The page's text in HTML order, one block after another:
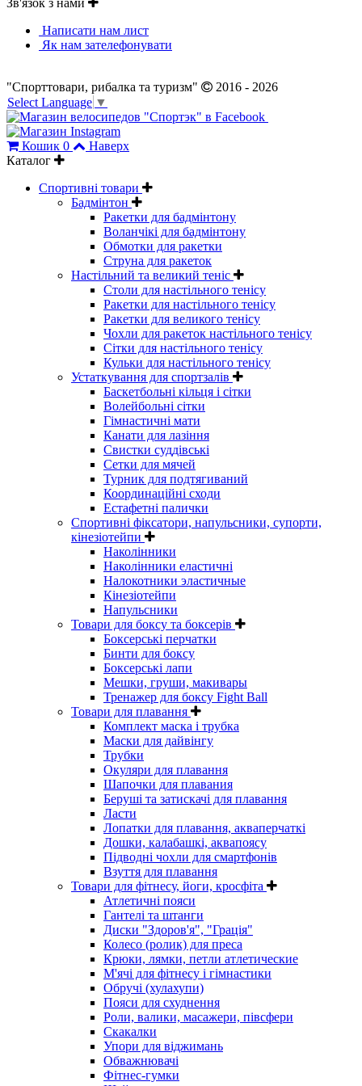
Зв'язок з нами
Написати нам лист
Як нам зателефонувати
"Спорттовари, рибалка та туризм"
2016 - 2026
Select Language ▼
Кошик 0
Наверх
Каталог
Спортивні товари
Бадмінтон
Ракетки для бадмінтону
Воланчікі для бадмінтону
Обмотки для ракетки
Струна для ракеток
Настільний та великий теніс
Столи для настільного тенісу
Ракетки для настільного тенісу
Ракетки для великого тенісу
Чохли для ракеток настільного тенісу
Сітки для настільного тенісу
Кульки для настільного тенісу
Устаткування для спортзалів
Баскетбольні кільця і сітки
Волейбольні сітки
Гімнастичні мати
Канати для лазіння
Свистки суддівські
Сетки для мячей
Турник для подтягиваний
Координаційні сходи
Естафетні палички
Спортивні фіксатори, напульсники, супорти,
кінезіотейпи
Наколінники
Наколінники еластичні
Налокотники эластичные
Кінезіотейпи
Напульсники
Товари для боксу та боксерів
Боксерські перчатки
Бинти для боксу
Боксерські лапи
Мешки, груши, макивары
Тренажер для боксу Fight Ball
Товари для плавання
Комплект маска і трубка
Маски для дайвінгу
Трубки
Окуляри для плавання
Шапочки для плавания
Беруші та затискачі для плавання
Ласти
Лопатки для плавання, акваперчаткі
Дошки, калабашкі, аквапоясу
Підводні чохли для смартфонів
Взуття для плавання
Товари для фітнесу, йоги, кросфіта
Атлетичні пояси
Гантелі та штанги
Диски "Здоров'я", "Грація"
Колесо (ролик) для преса
Крюки, лямки, петли атлетические
М'ячі для фітнесу і гімнастики
Обручі (хулахупи)
Пояси для схуднення
Роли, валики, масажери, півсфери
Скакалки
Упори для віджимань
Обважнювачі
Фітнес-гумки